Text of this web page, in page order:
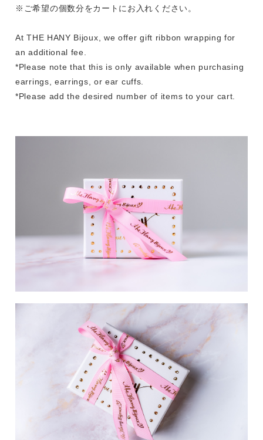
※ご希望の個数分をカートにお入れください。
At THE HANY Bijoux, we offer gift ribbon wrapping for
an additional fee.
*Please note that this is only available when purchasing
earrings, earrings, or ear cuffs.
*Please add the desired number of items to your cart.